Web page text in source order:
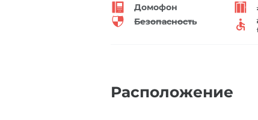
Домофон
Безопасность
Расположение